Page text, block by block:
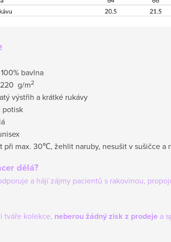
100% bavlna
g/m2
výstřih a krátké rukávy
potisk
při max. 30℃, žehlit naruby, nesušit v sušičce a
dělá?
a hájí zájmy pacientů s rakovinou,
tváře kolekce, neberou žádný zisk z prodeje a